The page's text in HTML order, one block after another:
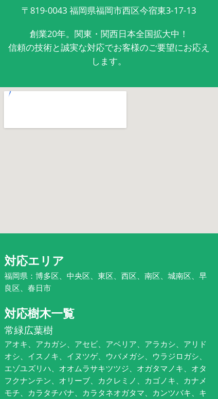
〒819-0043 福岡県福岡市西区今宿東3-17-13
創業20年。関東・関西日本全国拡大中！
信頼の技術と誠実な対応でお客様のご要望にお応え
します。
対応エリア
福岡県：博多区、中央区、東区、西区、南区、城南区、早
良区、春日市
対応樹木一覧
常緑広葉樹
アオキ、アカガシ、アセビ、アベリア、アラカシ、アリド
オシ、イスノキ、イヌツゲ、ウバメガシ、ウラジロガシ、
エゾユズリハ、オオムラサキツツジ、オガタマノキ、オタ
フクナンテン、オリーブ、カクレミノ、カゴノキ、カナメ
モチ、カラタチバナ、カラタネオガタマ、カンツバキ、キ